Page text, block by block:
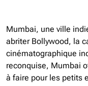
Mumbai, une ville
abriter Bollywood, la
cinématographique
reconquise, Mumbai
à faire pour les petits